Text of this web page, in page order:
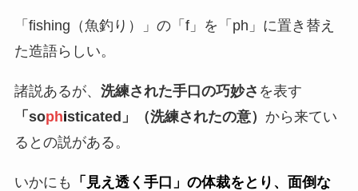
「fishing（魚釣り）」の「f」を「ph」に置き替え
た造語らしい。
諸説あるが、 洗練された手口の巧妙さ を表す
「sophisticated」（洗練されたの意） から来てい
るとの説がある。
いかにも
「見え透く手口」の体裁をとり、面倒な